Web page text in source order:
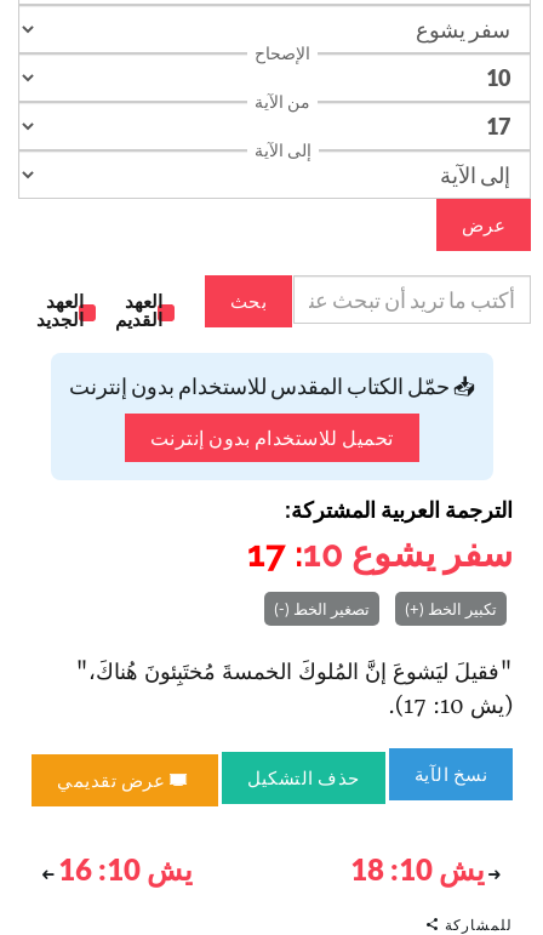
الإصحاح
من الآية
إلى الآية
عرض
بحث
العهد
القديم
العهد
الجديد
📥 حمّل الكتاب المقدس للاستخدام بدون إنترنت
تحميل للاستخدام بدون إنترنت
الترجمة العربية المشتركة:
سفر يشوع 10
: 17
تكبير الخط (+) تصغير الخط (-)
"فقيلَ ليَشوعَ إنَّ المُلوكَ الخمسةَ مُختَبِئونَ هُناكَ،"
(يش 10: 17).
نسخ الآية حذف التشكيل عرض تقديمي
يش 10: 18 يش 10: 16
للمشاركة